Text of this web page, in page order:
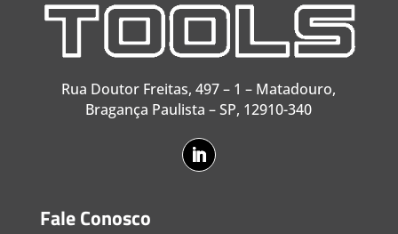
Rua Doutor Freitas, 497 – 1 – Matadouro,
Bragança Paulista – SP, 12910-340
Fale Conosco